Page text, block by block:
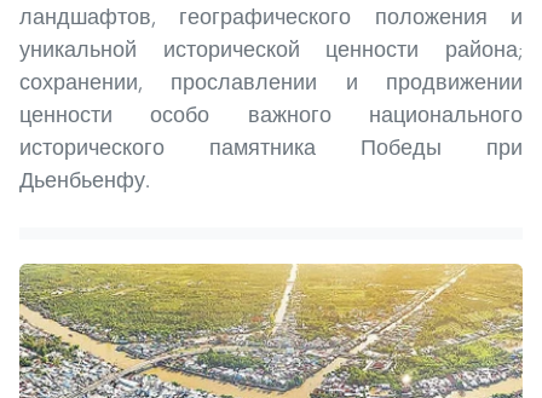
ландшафтов, географического положения и
уникальной исторической ценности района;
сохранении, прославлении и продвижении
ценности особо важного национального
исторического памятника Победы при
Дьенбьенфу.